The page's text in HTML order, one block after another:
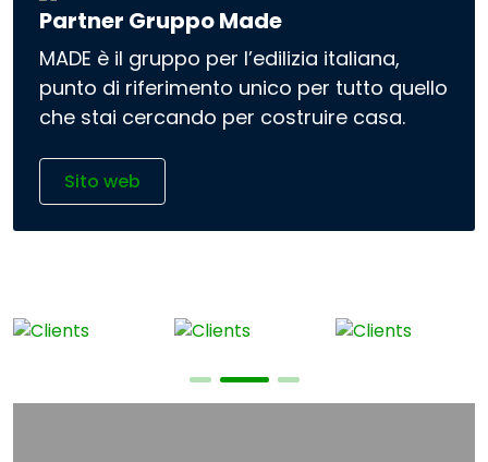
Partner Gruppo Made
MADE è il gruppo per l’edilizia italiana,
punto di riferimento unico per tutto quello
che stai cercando per costruire casa.
Sito web